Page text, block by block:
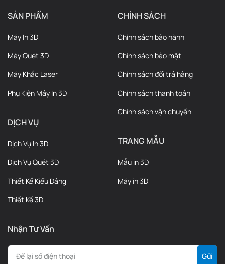
Lực đùn tăng 70% & phát hiện lỗi theo thời
gian thực
SẢN PHẨM
Máy In 3D
Máy Quét 3D
Máy Khắc Laser
Phụ Kiện Máy In 3D
DỊCH VỤ
Dịch Vụ In 3D
Dịch Vụ Quét 3D
Thiết Kế Kiểu Dáng
Thiết Kế 3D
CHÍNH SÁCH
Chính sách bảo hành
Chính sách bảo mật
Chính sách đổi trả hàng
Chính sách thanh toán
Chính sách vận chuyển
TRANG MẪU
Mẫu in 3D
Máy in 3D
Nhận Tư Vấn